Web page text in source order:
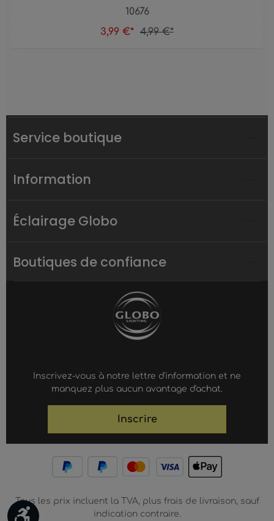
10676
3,99 €* 4,99 €*
Service boutique
Information
Éclairage Globo
Boutiques de confiance
Inscrivez-vous à notre lettre d'information et ne
manquez plus aucun avantage d'achat.
Inscrire
Tous les prix incluent la TVA, plus frais de livraison, sauf
indication contraire.
Werkzeugleiste anzeigen